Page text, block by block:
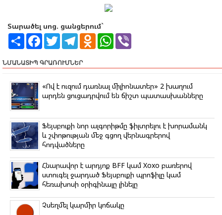
Տարածել սոց. ցանցերում`
S
r
e
F
e
b
o
k
T
t
t
r
T
e
g
a
m
O
k
a
s
s
i
k
i
W
s
p
p
r
ՆՄԱՆԱՏԻՊ ԳՐԱՌՈՒՄՆԵՐ
«Ով է ուզում դառնալ միլիոնատեր» 2 խաղում
արդեն ցուցադրվում են ճիշտ պատասխանները
Ֆեյսբուքի նոր ալգորիթմը ֆիլտրելու է խորամանկ
և շփոթության մեջ գցող վերնագրերով
հոդվածները
Հնարավոր է արդյոք BFF կամ Xoxo բառերով
ստուգել ջարդած Ֆեյսբուքի պրոֆիլը կամ
հեռախոսի օրիգինալը լինելը
Չսեղմել կարմիր կոճակը